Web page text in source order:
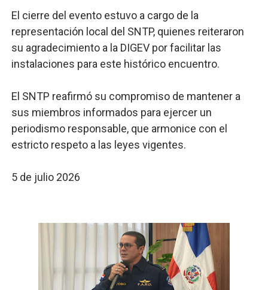
El cierre del evento estuvo a cargo de la
representación local del SNTP, quienes reiteraron
su agradecimiento a la DIGEV por facilitar las
instalaciones para este histórico encuentro.
El SNTP reafirmó su compromiso de mantener a
sus miembros informados para ejercer un
periodismo responsable, que armonice con el
estricto respeto a las leyes vigentes.
5 de julio 2026